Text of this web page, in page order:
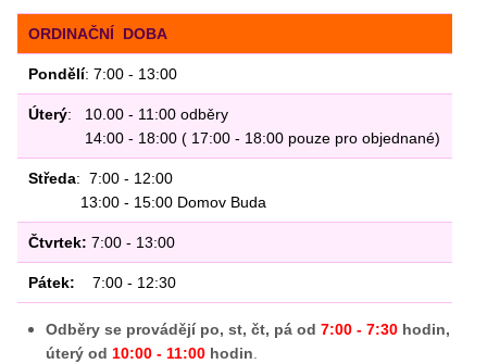
ORDINAČNÍ DOBA
Pondělí: 7:00 - 13:00
Úterý: 10.00 - 11:00 odběry
14:00 - 18:00 ( 17:00 - 18:00 pouze pro objednané)
Středa: 7:00 - 12:00
13:00 - 15:00 Domov Buda
Čtvrtek:7:00 - 13:00
Pátek: 7:00 - 12:30
Odběry se provádějí po, st, čt, pá od 7:00 - 7:30 hodin,
úterý od 10:00 - 11:00 hodin